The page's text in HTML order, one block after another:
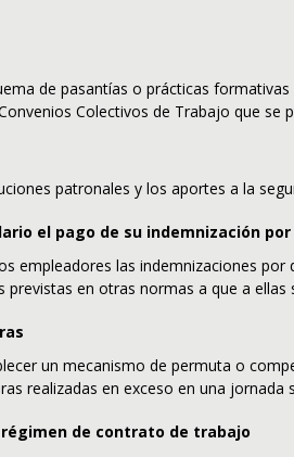
de pasantías o prácticas
Colectivos de Trabajo que se
patronales y los aportes a la
el pago de su indemnización por
empleadores las indemnizaciones
en otras normas a que a ellas
un mecanismo de permuta o
realizadas en exceso en una
de contrato de trabajo